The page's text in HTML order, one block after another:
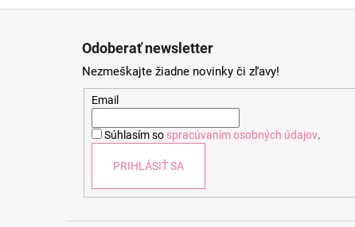
Odoberať newsletter
Nezmeškajte žiadne novinky či zľavy!
Email
Súhlasím so spracúvaním osobných údajov.
PRIHLÁSIŤ SA